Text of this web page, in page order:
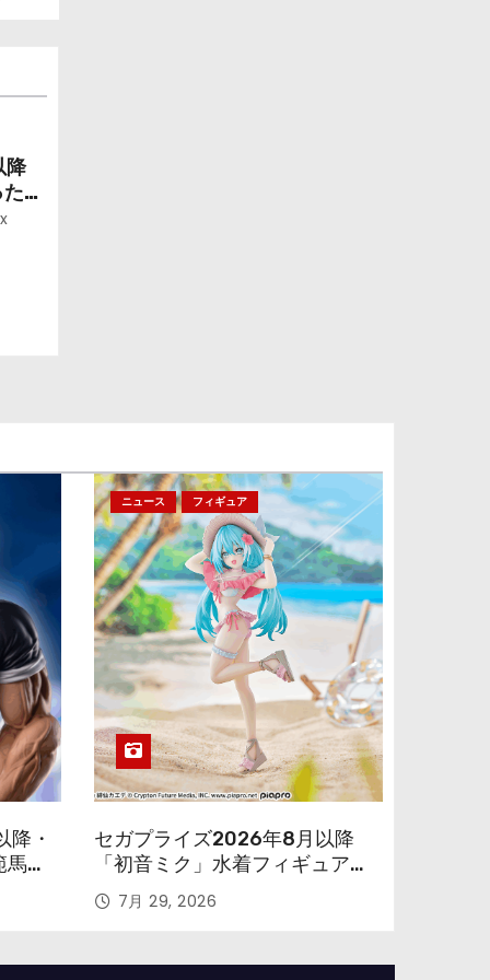
降
ら
」
・
勇
ニュース フィギュア
セガプライズ2026年8月以降
「初音ミク」水着フィギュアが
色味を変えて再登場！
7月 29, 2026